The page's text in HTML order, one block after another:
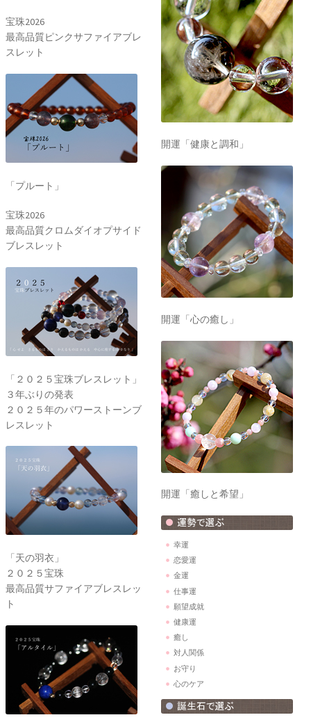
宝珠2026
最高品質ピンクサファイアブレ
スレット
「プルート」
宝珠2026
最高品質クロムダイオプサイド
ブレスレット
「２０２５宝珠ブレスレット」
３年ぶりの発表
２０２５年のパワーストーンブ
レスレット
「天の羽衣」
２０２５宝珠
最高品質サファイアブレスレッ
ト
開運「健康と調和」
開運「心の癒し」
開運「癒しと希望」
幸運
恋愛運
金運
仕事運
願望成就
健康運
癒し
対人関係
お守り
心のケア